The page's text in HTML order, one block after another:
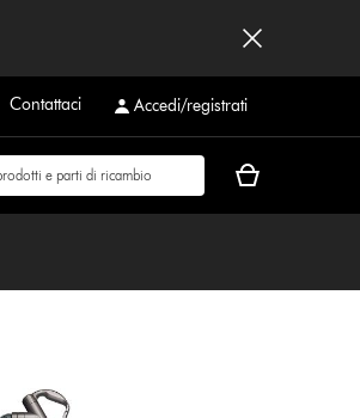
Contattaci Accedi/registrati
Il